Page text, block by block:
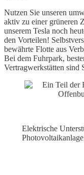
Nutzen Sie unseren
aktiv zu einer grüneren
unserem Tesla noch
den Vorteilen!
bewährte Flotte aus
Bei dem Fuhrpark,
Vertragwerkstätten sind
Elektrische